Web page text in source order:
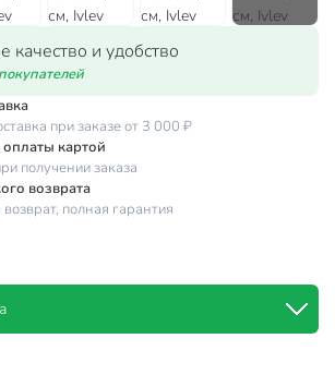
качество и удобство
при заказе от 3 000 ₽
картой
получении заказа
возврата
полная гарантия